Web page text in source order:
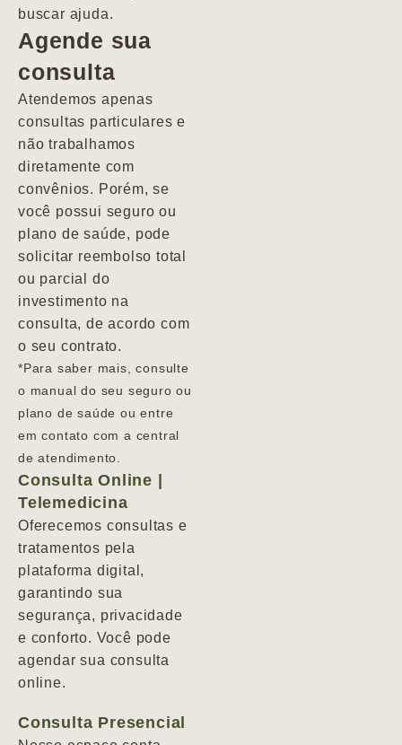
buscar ajuda.
Agende sua
consulta
Atendemos apenas
consultas particulares e
não trabalhamos
diretamente com
convênios. Porém, se
você possui seguro ou
plano de saúde, pode
solicitar reembolso total
ou parcial do
investimento na
consulta, de acordo com
o seu contrato.
*Para saber mais, consulte
o manual do seu seguro ou
plano de saúde ou entre
em contato com a central
de atendimento.
Consulta Online |
Telemedicina
Oferecemos consultas e
tratamentos pela
plataforma digital,
garantindo sua
segurança, privacidade
e conforto. Você pode
agendar sua consulta
online.
Consulta Presencial